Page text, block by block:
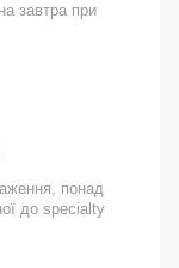
завтра при
понад
до specialty